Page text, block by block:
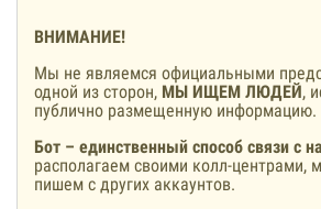
ВНИМАНИЕ!
Мы не являемся официальными
одной из сторон, МЫ ИЩЕМ ЛЮДЕЙ,
публично размещенную информацию.
Бот – единственный способ связи с
располагаем своими колл-центрами,
пишем с других аккаунтов.